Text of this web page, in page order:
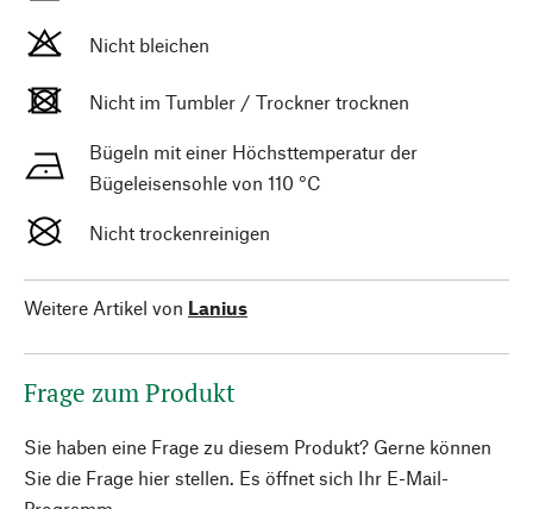
Nicht bleichen
Nicht im Tumbler / Trockner trocknen
Bügeln mit einer Höchsttemperatur der
Bügeleisensohle von 110 °C
Nicht trockenreinigen
Weitere Artikel von Lanius
Frage zum Produkt
Sie haben eine Frage zu diesem Produkt? Gerne können
Sie die Frage hier stellen. Es öffnet sich Ihr E-Mail-